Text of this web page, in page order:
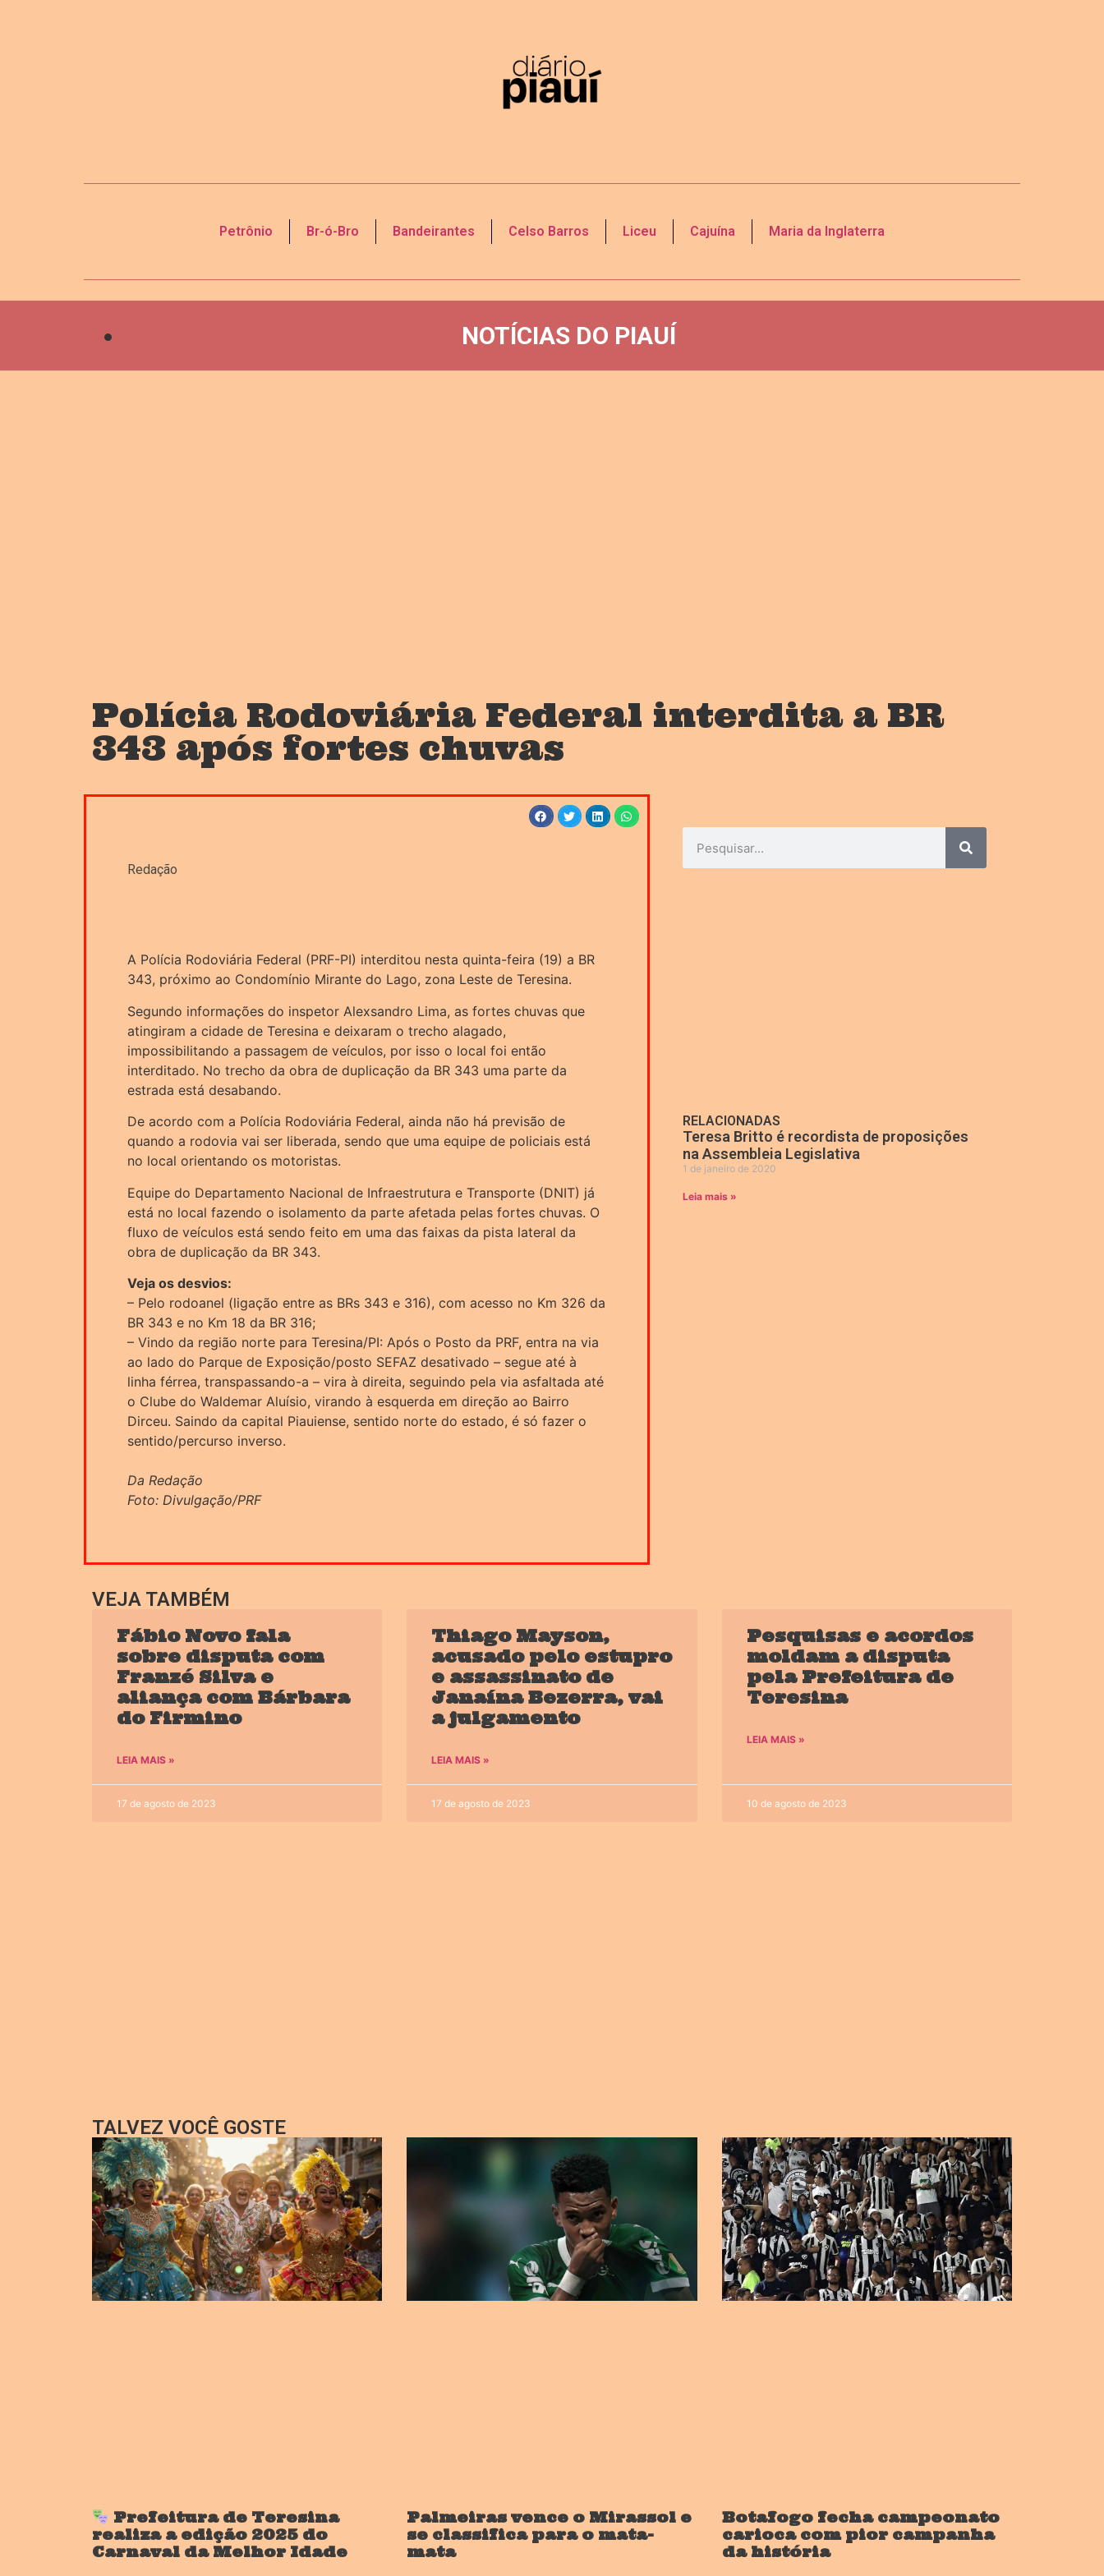
Petrônio Br-ó-Bro Bandeirantes Celso Barros Liceu Cajuína Maria da Inglaterra
NOTÍCIAS DO PIAUÍ
Polícia Rodoviária Federal interdita a BR
343 após fortes chuvas
Redação
A Polícia Rodoviária Federal (PRF-PI) interditou nesta quinta-feira (19) a BR
343, próximo ao Condomínio Mirante do Lago, zona Leste de Teresina.
Segundo informações do inspetor Alexsandro Lima, as fortes chuvas que
atingiram a cidade de Teresina e deixaram o trecho alagado,
impossibilitando a passagem de veículos, por isso o local foi então
interditado. No trecho da obra de duplicação da BR 343 uma parte da
estrada está desabando.
De acordo com a Polícia Rodoviária Federal, ainda não há previsão de
quando a rodovia vai ser liberada, sendo que uma equipe de policiais está
no local orientando os motoristas.
Equipe do Departamento Nacional de Infraestrutura e Transporte (DNIT) já
está no local fazendo o isolamento da parte afetada pelas fortes chuvas. O
fluxo de veículos está sendo feito em uma das faixas da pista lateral da
obra de duplicação da BR 343.
Veja os desvios:
– Pelo rodoanel (ligação entre as BRs 343 e 316), com acesso no Km 326 da
BR 343 e no Km 18 da BR 316;
– Vindo da região norte para Teresina/PI: Após o Posto da PRF, entra na via
ao lado do Parque de Exposição/posto SEFAZ desativado – segue até à
linha férrea, transpassando-a – vira à direita, seguindo pela via asfaltada até
o Clube do Waldemar Aluísio, virando à esquerda em direção ao Bairro
Dirceu. Saindo da capital Piauiense, sentido norte do estado, é só fazer o
sentido/percurso inverso.
Da Redação
Foto: Divulgação/PRF
RELACIONADAS
Teresa Britto é recordista de proposições
na Assembleia Legislativa
1 de janeiro de 2020
Leia mais »
VEJA TAMBÉM
Fábio Novo fala
sobre disputa com
Franzé Silva e
aliança com Bárbara
do Firmino
LEIA MAIS »
17 de agosto de 2023
Thiago Mayson,
acusado pelo estupro
e assassinato de
Janaína Bezerra, vai
a julgamento
LEIA MAIS »
17 de agosto de 2023
Pesquisas e acordos
moldam a disputa
pela Prefeitura de
Teresina
LEIA MAIS »
10 de agosto de 2023
TALVEZ VOCÊ GOSTE
Prefeitura de Teresina
realiza a edição 2025 do
Carnaval da Melhor Idade
Palmeiras vence o Mirassol e
se classifica para o mata-
mata
Botafogo fecha campeonato
carioca com pior campanha
da história